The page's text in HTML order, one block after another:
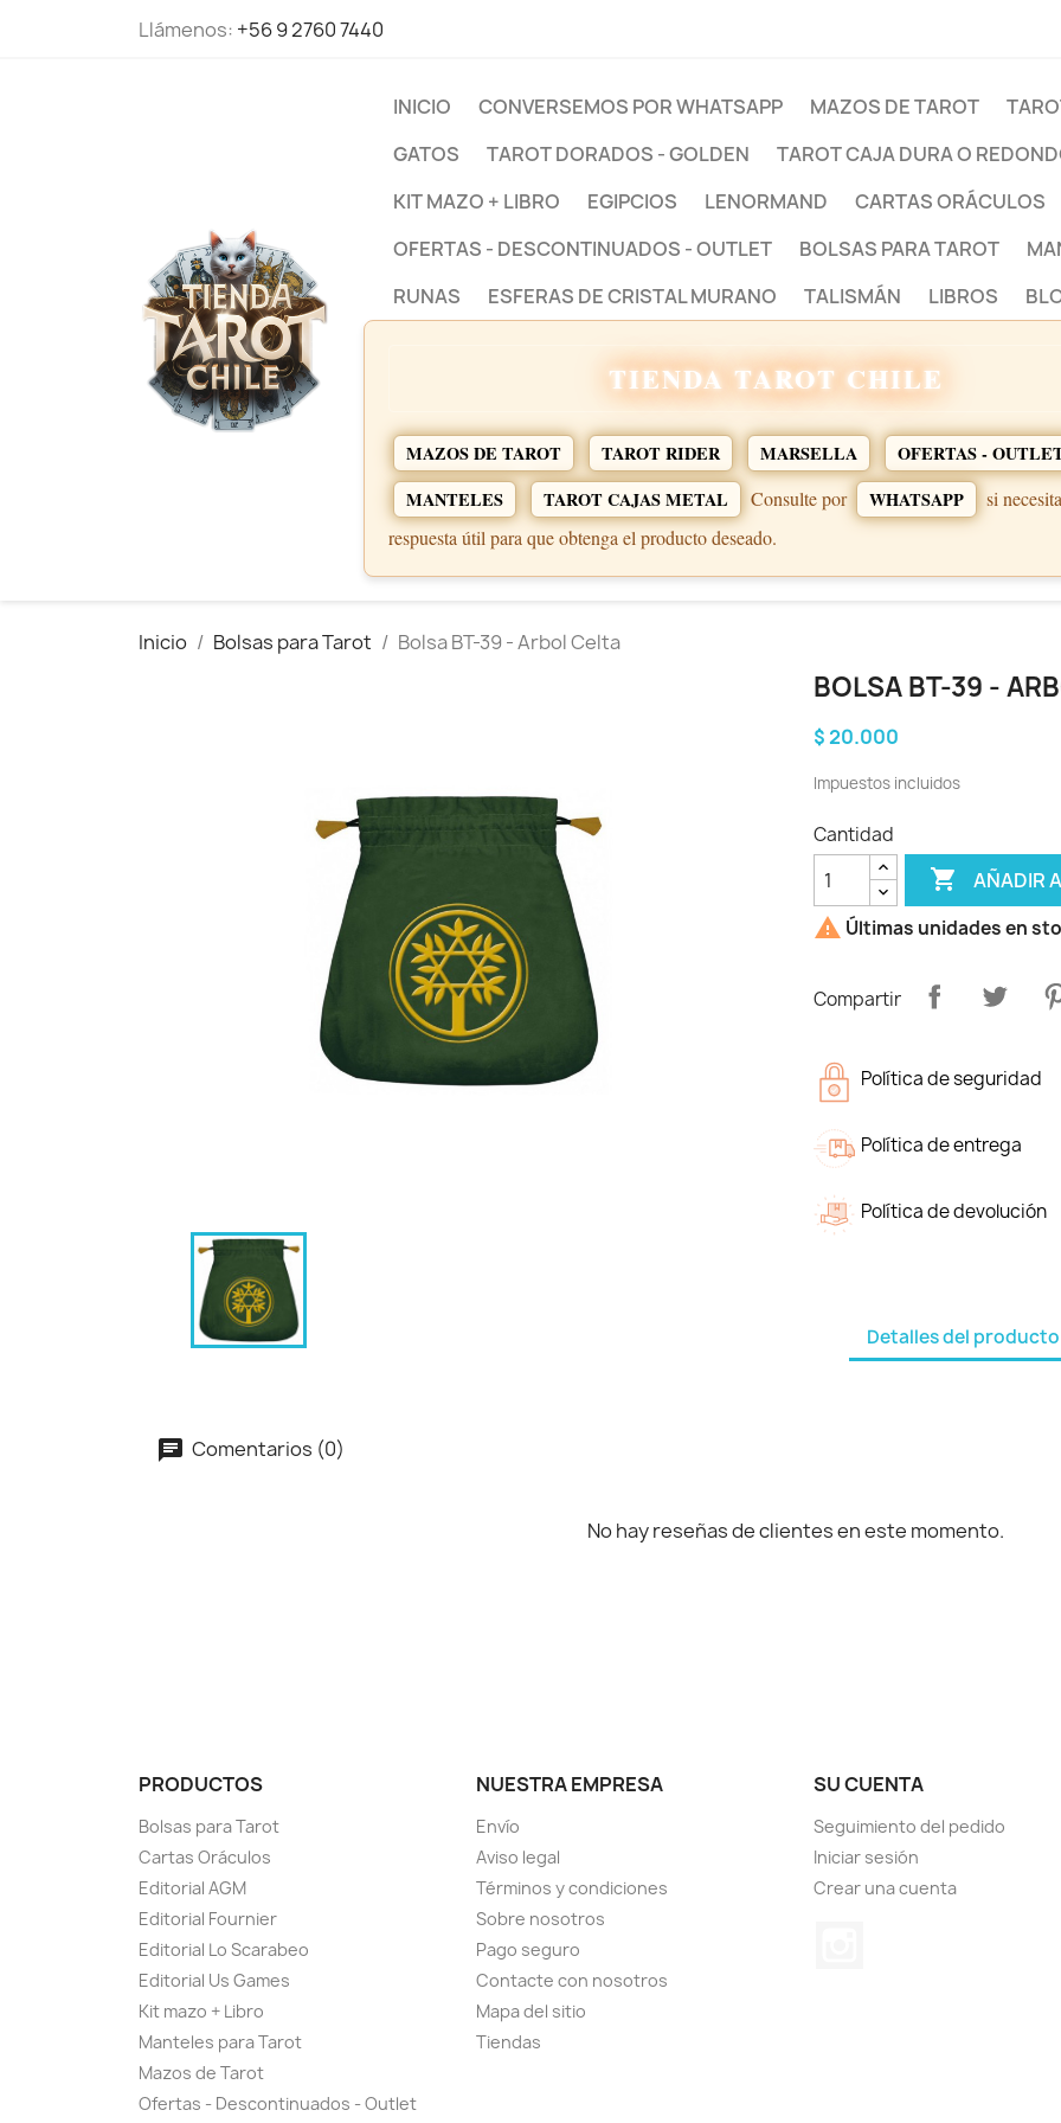
Llámenos: +56 9 2760 7440
INICIO CONVERSEMOS POR WHATSAPP MAZOS DE TAROT
GATOS
TAROT DORADOS - GOLDEN TAROT CAJA DURA O
KIT MAZO + LIBRO
EGIPCIOS LENORMAND
CARTAS ORÁCULOS
OFERTAS - DESCONTINUADOS - OUTLET
BOLSAS PARA TAROT
RUNAS
ESFERAS DE CRISTAL MURANO TALISMÁN LIBROS
TIENDA TAROT CHILE
MAZOS DE TAROT TAROT RIDER MARSELLA OFERTAS -
MANTELES
TAROT CAJAS METAL Consulte por WHATSAPP
si
respuesta útil para que obtenga el producto deseado.
Inicio Bolsas para Tarot Bolsa BT-39 - Arbol Celta
BOLSA BT-39 -
$ 20.000
Impuestos incluidos
Cantidad
 AÑADIR
 Últimas unidades en
Compartir
Política de seguridad
Política de entrega
Política de devolución
Detalles del producto
Comentarios (0)
No hay reseñas de clientes en este momento.
PRODUCTOS
Bolsas para Tarot
Cartas Oráculos
Editorial AGM
Editorial Fournier
Editorial Lo Scarabeo
Editorial Us Games
Kit mazo + Libro
Manteles para Tarot
Mazos de Tarot
Ofertas - Descontinuados - Outlet
NUESTRA EMPRESA
Envío
Aviso legal
Términos y condiciones
Sobre nosotros
Pago seguro
Contacte con nosotros
Mapa del sitio
Tiendas
SU CUENTA
Seguimiento del pedido
Iniciar sesión
Crear una cuenta